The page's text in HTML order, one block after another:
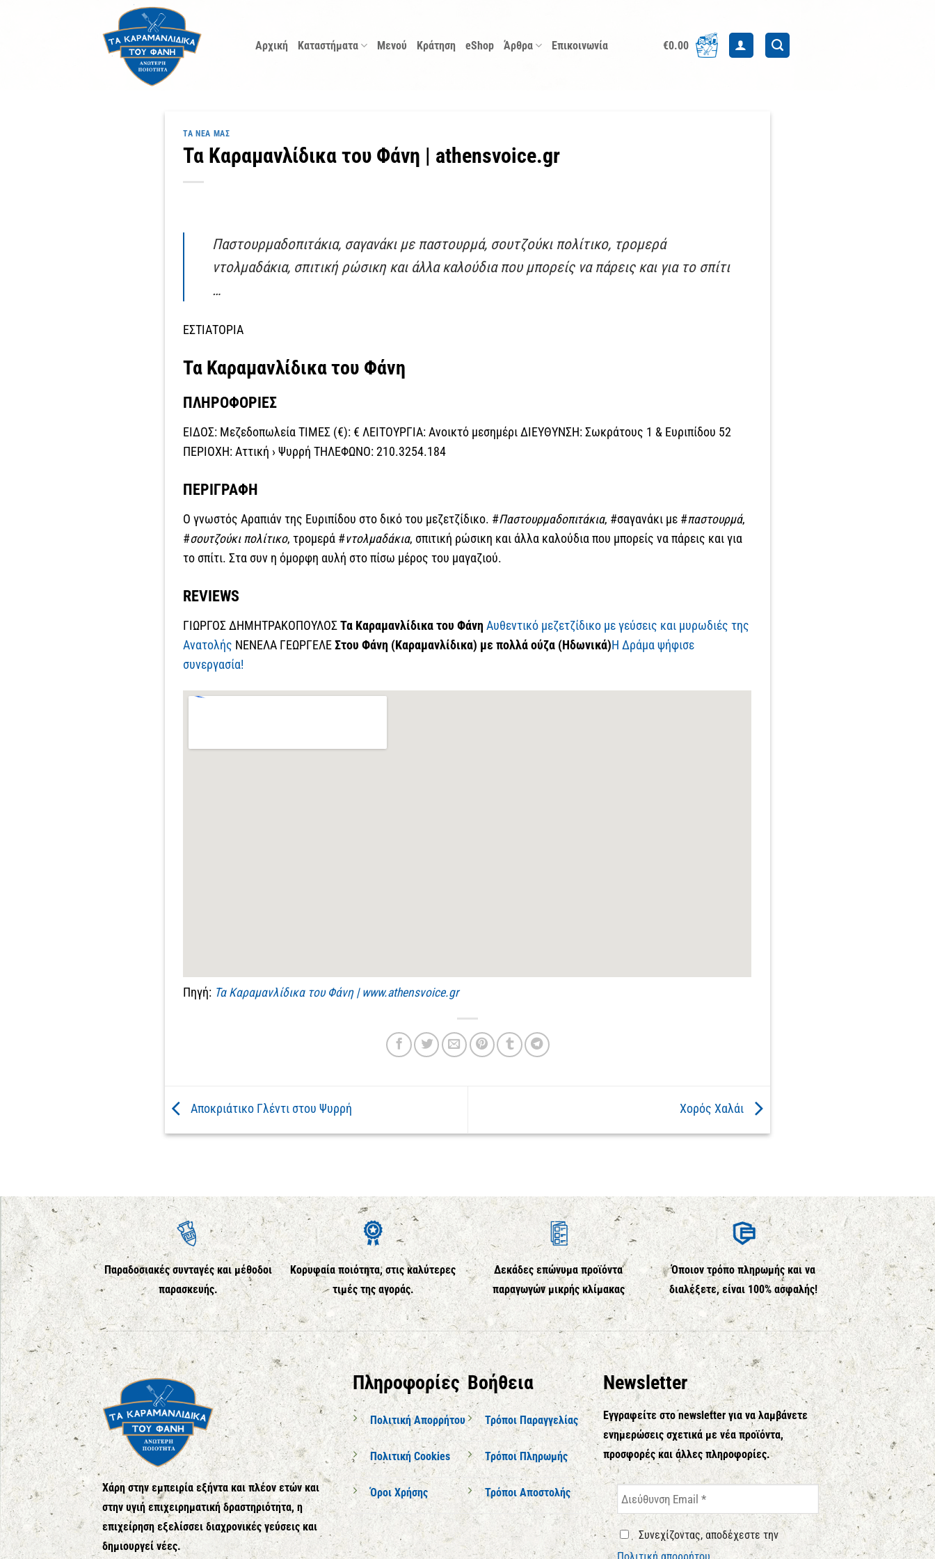
Αρχική Καταστήματα Μενού Κράτηση eShop Άρθρα Επικοινωνία €0.00
ΤΑ ΝΈΑ ΜΑΣ
Τα Καραμανλίδικα του Φάνη | athensvoice.gr
Παστουρμαδοπιτάκια, σαγανάκι με παστουρμά, σουτζούκι πολίτικο, τρομερά
ντολμαδάκια, σπιτική ρώσικη και άλλα καλούδια που μπορείς να πάρεις και για το σπίτι
…
ΕΣΤΙΑΤΟΡΙΑ
Τα Καραμανλίδικα του Φάνη
ΠΛΗΡΟΦΟΡΙΕΣ
ΕΙΔΟΣ: Μεζεδοπωλεία ΤΙΜΕΣ (€): € ΛΕΙΤΟΥΡΓΙΑ: Ανοικτό μεσημέρι ΔΙΕΥΘΥΝΣΗ: Σωκράτους 1 & Ευριπίδου 52
ΠΕΡΙΟΧΗ: Αττική › Ψυρρή ΤΗΛΕΦΩΝΟ: 210.3254.184
ΠΕΡΙΓΡΑΦΗ
Ο γνωστός Αραπιάν της Ευριπίδου στο δικό του μεζετζίδικο. #Παστουρμαδοπιτάκια, #σαγανάκι με #παστουρμά,
#σουτζούκι πολίτικο, τρομερά #ντολμαδάκια, σπιτική ρώσικη και άλλα καλούδια που μπορείς να πάρεις και για
το σπίτι. Στα συν η όμορφη αυλή στο πίσω μέρος του μαγαζιού.
REVIEWS
ΓΙΩΡΓΟΣ ΔΗΜΗΤΡΑΚΟΠΟΥΛΟΣΤα Καραμανλίδικα του Φάνη Αυθεντικό μεζετζίδικο με γεύσεις και μυρωδιές της
Ανατολής ΝΕΝΕΛΑ ΓΕΩΡΓΕΛΕΣτου Φάνη (Καραμανλίδικα) με πολλά ούζα (Ηδωνικά)Η Δράμα ψήφισε
συνεργασία!
Πηγή: Τα Καραμανλίδικα του Φάνη | www.athensvoice.gr
Αποκριάτικο Γλέντι στου Ψυρρή Χορός Χαλάι
Παραδοσιακές συνταγές και μέθοδοι
παρασκευής.
Κορυφαία ποιότητα, στις καλύτερες
τιμές της αγοράς.
Δεκάδες επώνυμα προϊόντα
παραγωγών μικρής κλίμακας
Όποιον τρόπο πληρωμής και να
διαλέξετε, είναι 100% ασφαλής!
Χάρη στην εμπειρία εξήντα και πλέον ετών και
στην υγιή επιχειρηματική δραστηριότητα, η
επιχείρηση εξελίσσει διαχρονικές γεύσεις και
δημιουργεί νέες.
Πληροφορίες
Πολιτική Απορρήτου
Πολιτική Cookies
Όροι Χρήσης
Βοήθεια
Τρόποι Παραγγελίας
Τρόποι Πληρωμής
Τρόποι Αποστολής
Newsletter
Εγγραφείτε στο newsletter για να λαμβάνετε
ενημερώσεις σχετικά με νέα προϊόντα,
προσφορές και άλλες πληροφορίες.
Συνεχίζοντας, αποδέχεστε την